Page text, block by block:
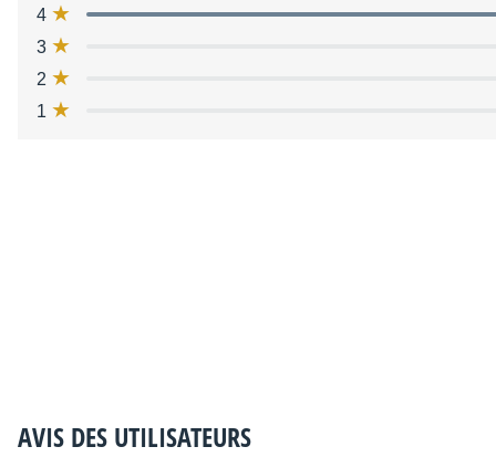
4
3
2
1
AVIS DES UTILISATEURS